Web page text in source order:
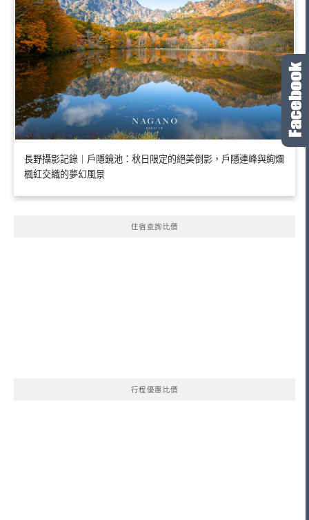
長野攝影記錄｜戶隱鏡池：秋日限定的絕美倒影，戶隱連峰與絢爛
楓紅交織的夢幻風景
住宿查詢比價
行程優惠比價